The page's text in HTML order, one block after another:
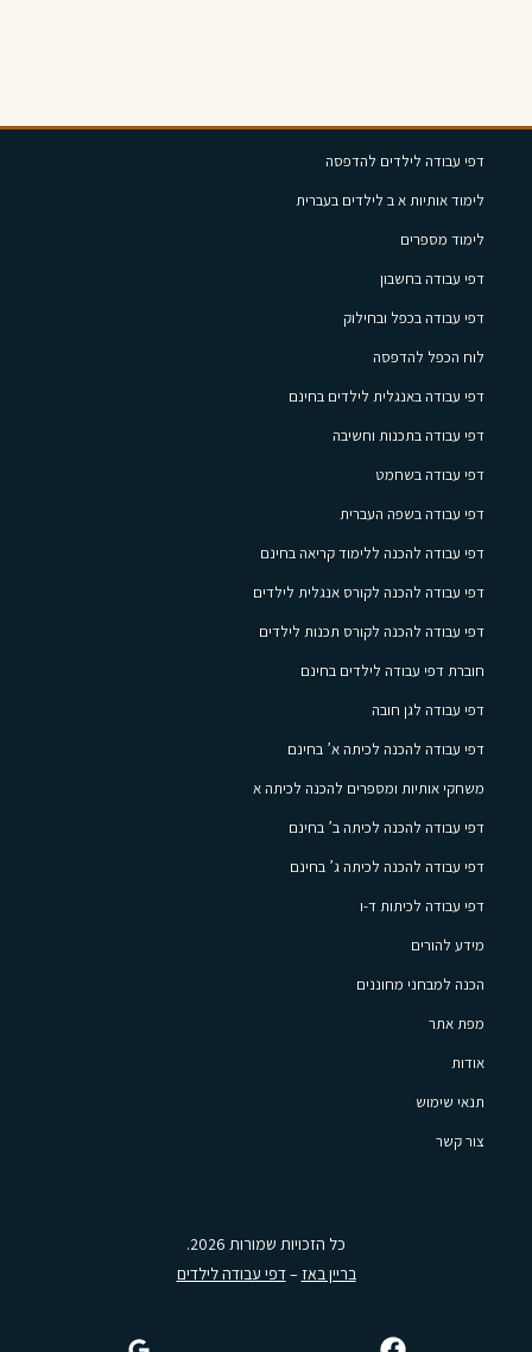
דפי עבודה לילדים להדפסה
לימוד אותיות א ב לילדים בעברית
לימוד מספרים
דפי עבודה בחשבון
דפי עבודה בכפל ובחילוק
לוח הכפל להדפסה
דפי עבודה באנגלית לילדים בחינם
דפי עבודה בתכנות וחשיבה
דפי עבודה בשחמט
דפי עבודה בשפה העברית
דפי עבודה להכנה ללימוד קריאה בחינם
דפי עבודה להכנה לקורס אנגלית לילדים
דפי עבודה להכנה לקורס תכנות לילדים
חוברת דפי עבודה לילדים בחינם
דפי עבודה לגן חובה
דפי עבודה להכנה לכיתה א’ בחינם
משחקי אותיות ומספרים להכנה לכיתה א
דפי עבודה להכנה לכיתה ב’ בחינם
דפי עבודה להכנה לכיתה ג’ בחינם
דפי עבודה לכיתות ד-ו
מידע להורים
הכנה למבחני מחוננים
מפת אתר
אודות
תנאי שימוש
צור קשר
כל הזכויות שמורות 2026.
בריין באז–דפי עבודה לילדים